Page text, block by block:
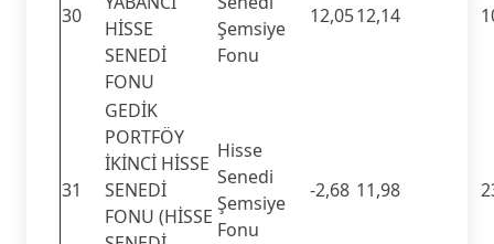
30
HİSSE
SENEDİ
FONU
Şemsiye
Fonu
12,0512,14
31
GEDİK
PORTFÖY
İKİNCİ HİSSE
SENEDİ
FONU (HİSSE
Hisse
Senedi
Şemsiye
Fonu
-2,68 11,98